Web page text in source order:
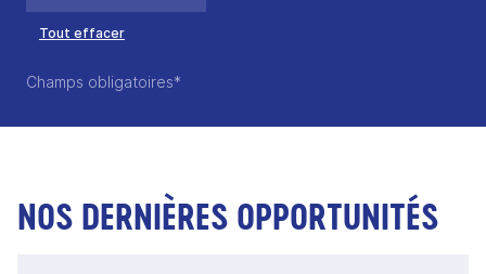
Tout effacer
Champs obligatoires*
NOS DERNIÈRES OPPORTUNITÉS